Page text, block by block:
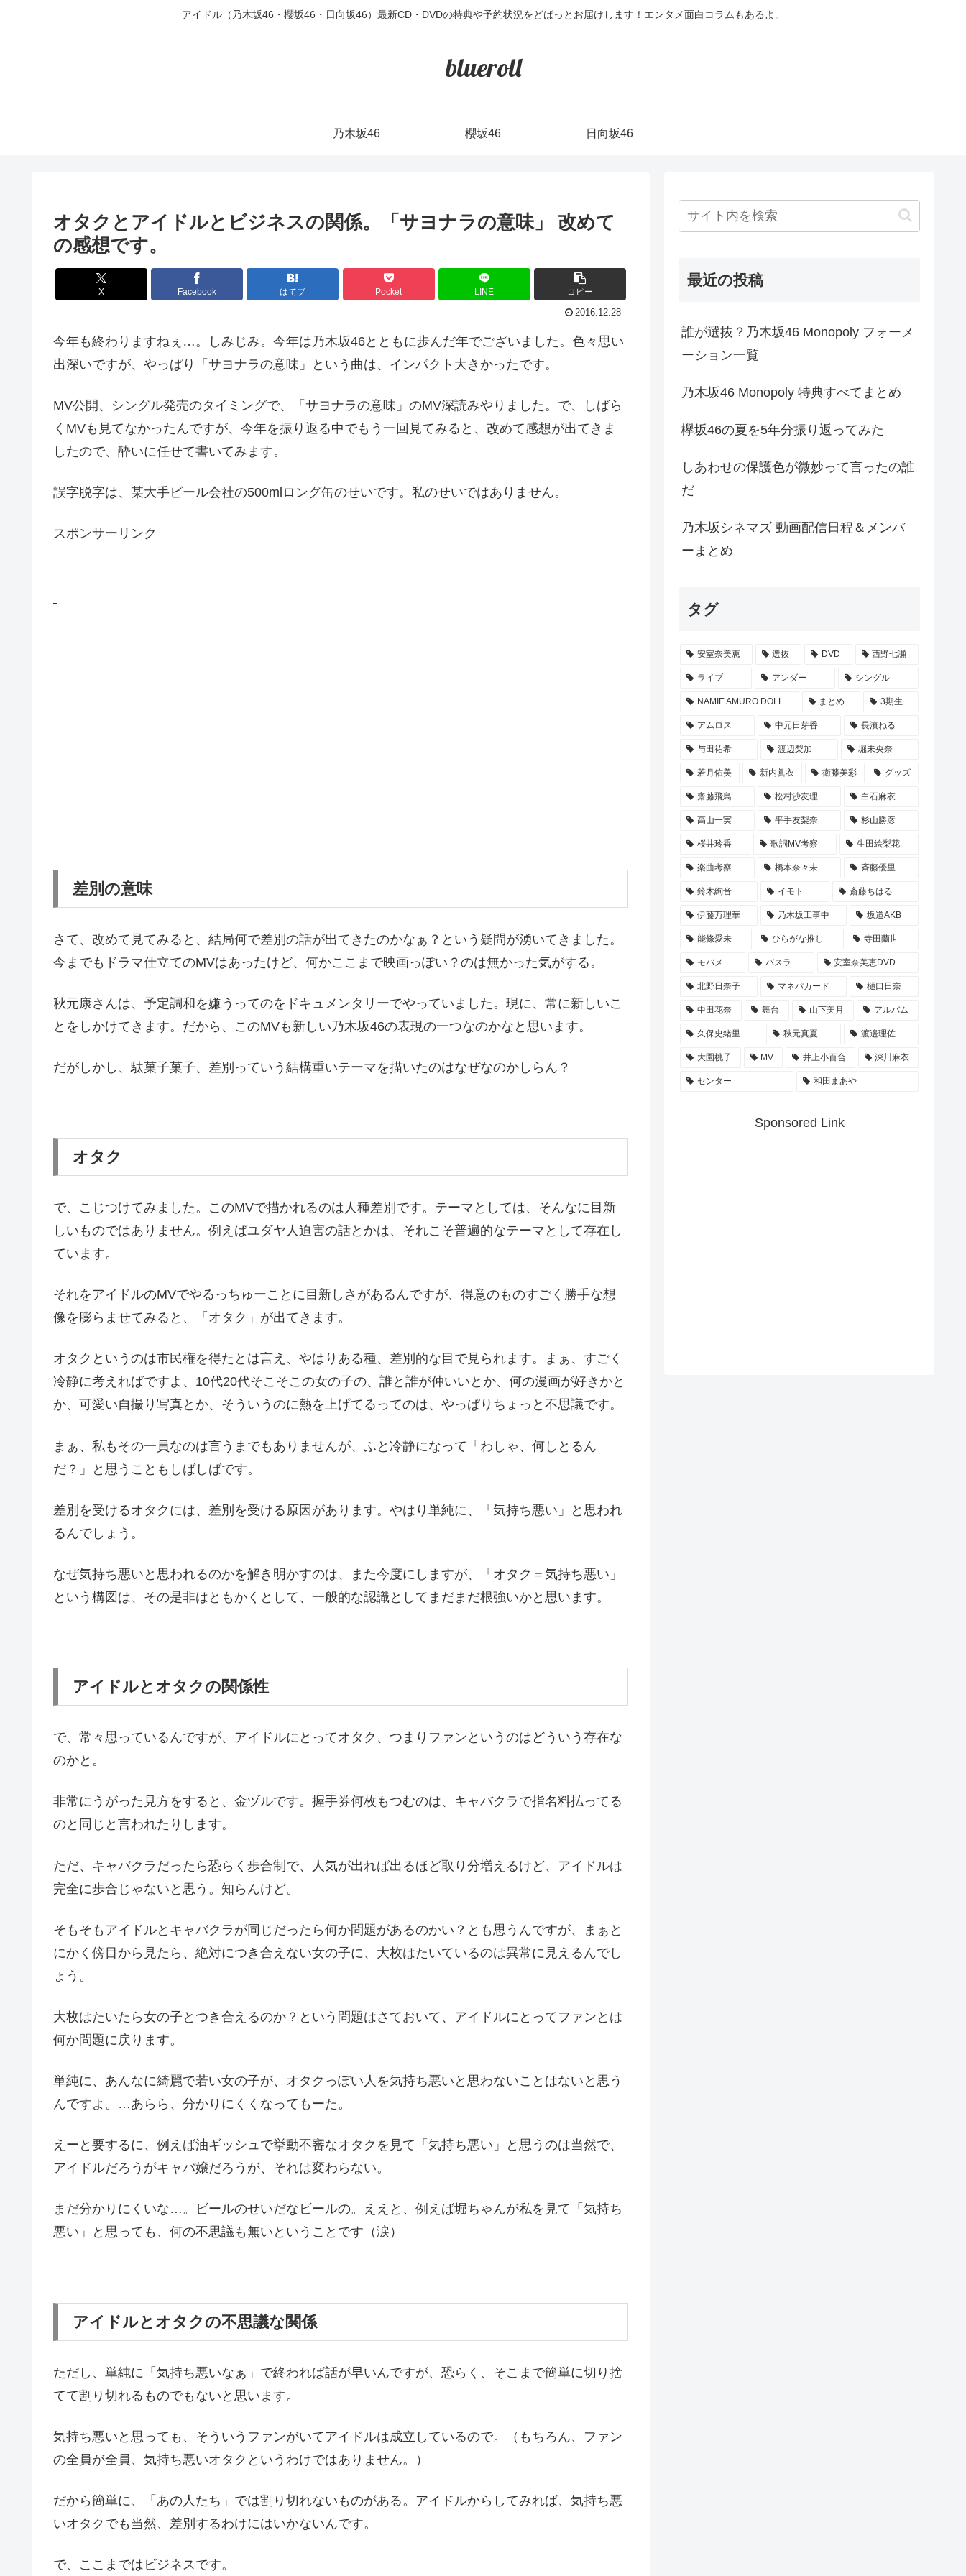
アイドル（乃木坂46・櫻坂46・日向坂46）最新CD・DVDの特典や予約状況をどばっとお届けします！エンタメ面白コラムもあるよ。
blueroll
乃木坂46 櫻坂46 日向坂46
オタクとアイドルとビジネスの関係。「サヨナラの意味」 改めて
の感想です。
X Facebook はてブ Pocket LINE コピー
2016.12.28
今年も終わりますねぇ…。しみじみ。今年は乃木坂46とともに歩んだ年でございました。色々思い
出深いですが、やっぱり「サヨナラの意味」という曲は、インパクト大きかったです。
MV公開、シングル発売のタイミングで、「サヨナラの意味」のMV深読みやりました。で、しばら
くMVも見てなかったんですが、今年を振り返る中でもう一回見てみると、改めて感想が出てきま
したので、酔いに任せて書いてみます。
誤字脱字は、某大手ビール会社の500mlロング缶のせいです。私のせいではありません。
スポンサーリンク
差別の意味
さて、改めて見てみると、結局何で差別の話が出てきたのかなぁ？という疑問が湧いてきました。
今までもドラマ仕立てのMVはあったけど、何かここまで映画っぽい？のは無かった気がする。
秋元康さんは、予定調和を嫌うってのをドキュメンタリーでやっていました。現に、常に新しいこ
とをしかけてきます。だから、このMVも新しい乃木坂46の表現の一つなのかなと思います。
だがしかし、駄菓子菓子、差別っていう結構重いテーマを描いたのはなぜなのかしらん？
オタク
で、こじつけてみました。このMVで描かれるのは人種差別です。テーマとしては、そんなに目新
しいものではありません。例えばユダヤ人迫害の話とかは、それこそ普遍的なテーマとして存在し
ています。
それをアイドルのMVでやるっちゅーことに目新しさがあるんですが、得意のものすごく勝手な想
像を膨らませてみると、「オタク」が出てきます。
オタクというのは市民権を得たとは言え、やはりある種、差別的な目で見られます。まぁ、すごく
冷静に考えればですよ、10代20代そこそこの女の子の、誰と誰が仲いいとか、何の漫画が好きかと
か、可愛い自撮り写真とか、そういうのに熱を上げてるってのは、やっぱりちょっと不思議です。
まぁ、私もその一員なのは言うまでもありませんが、ふと冷静になって「わしゃ、何しとるん
だ？」と思うこともしばしばです。
差別を受けるオタクには、差別を受ける原因があります。やはり単純に、「気持ち悪い」と思われ
るんでしょう。
なぜ気持ち悪いと思われるのかを解き明かすのは、また今度にしますが、「オタク＝気持ち悪い」
という構図は、その是非はともかくとして、一般的な認識としてまだまだ根強いかと思います。
アイドルとオタクの関係性
で、常々思っているんですが、アイドルにとってオタク、つまりファンというのはどういう存在な
のかと。
非常にうがった見方をすると、金ヅルです。握手券何枚もつむのは、キャバクラで指名料払ってる
のと同じと言われたりします。
ただ、キャバクラだったら恐らく歩合制で、人気が出れば出るほど取り分増えるけど、アイドルは
完全に歩合じゃないと思う。知らんけど。
そもそもアイドルとキャバクラが同じだったら何か問題があるのかい？とも思うんですが、まぁと
にかく傍目から見たら、絶対につき合えない女の子に、大枚はたいているのは異常に見えるんでし
ょう。
大枚はたいたら女の子とつき合えるのか？という問題はさておいて、アイドルにとってファンとは
何か問題に戻ります。
単純に、あんなに綺麗で若い女の子が、オタクっぽい人を気持ち悪いと思わないことはないと思う
んですよ。…あらら、分かりにくくなってもーた。
えーと要するに、例えば油ギッシュで挙動不審なオタクを見て「気持ち悪い」と思うのは当然で、
アイドルだろうがキャバ嬢だろうが、それは変わらない。
まだ分かりにくいな…。ビールのせいだなビールの。ええと、例えば堀ちゃんが私を見て「気持ち
悪い」と思っても、何の不思議も無いということです（涙）
アイドルとオタクの不思議な関係
ただし、単純に「気持ち悪いなぁ」で終われば話が早いんですが、恐らく、そこまで簡単に切り捨
てて割り切れるものでもないと思います。
気持ち悪いと思っても、そういうファンがいてアイドルは成立しているので。（もちろん、ファン
の全員が全員、気持ち悪いオタクというわけではありません。）
だから簡単に、「あの人たち」では割り切れないものがある。アイドルからしてみれば、気持ち悪
いオタクでも当然、差別するわけにはいかないんです。
で、ここまではビジネスです。
最近の投稿
誰が選抜？乃木坂46 Monopoly フォーメ
ーション一覧
乃木坂46 Monopoly 特典すべてまとめ
欅坂46の夏を5年分振り返ってみた
しあわせの保護色が微妙って言ったの誰
だ
乃木坂シネマズ 動画配信日程＆メンバ
ーまとめ
タグ
安室奈美恵 選抜 DVD 西野七瀬
ライブ アンダー シングル
NAMIE AMURO DOLL まとめ 3期生
アムロス 中元日芽香 長濱ねる
与田祐希 渡辺梨加 堀未央奈
若月佑美 新内眞衣 衛藤美彩 グッズ
齋藤飛鳥 松村沙友理 白石麻衣
高山一実 平手友梨奈 杉山勝彦
桜井玲香 歌詞MV考察 生田絵梨花
楽曲考察 橋本奈々未 斉藤優里
鈴木絢音 イモト 斎藤ちはる
伊藤万理華 乃木坂工事中 坂道AKB
能條愛未 ひらがな推し 寺田蘭世
モバメ バスラ 安室奈美恵DVD
北野日奈子 マネパカード 樋口日奈
中田花奈 舞台 山下美月 アルバム
久保史緒里 秋元真夏 渡邉理佐
大園桃子 MV 井上小百合 深川麻衣
センター 和田まあや
Sponsored Link